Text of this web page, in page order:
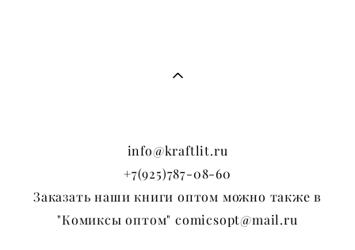
info@kraftlit.ru
+7(925)787-08-60
Заказать наши книги оптом можно также в
"Комиксы оптом" comicsopt@mail.ru